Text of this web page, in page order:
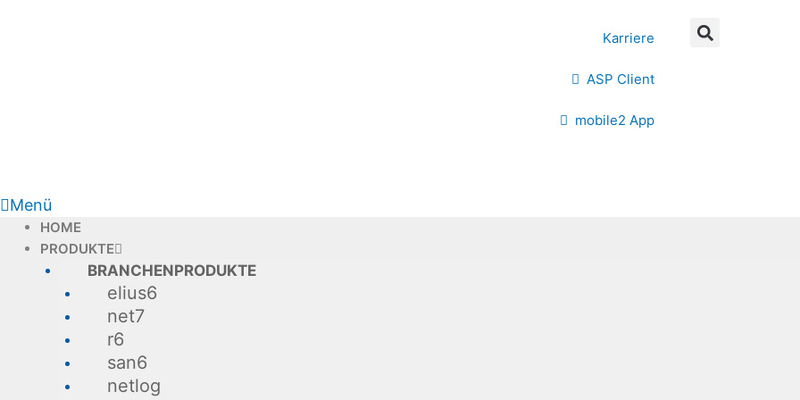
Karriere
ASP Client
mobile2 App
Menü
HOME
PRODUKTE
BRANCHENPRODUKTE
elius6
net7
r6
san6
netlog